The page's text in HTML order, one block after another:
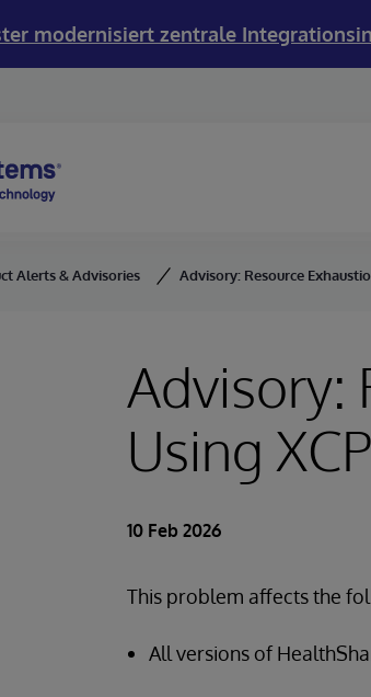
modernisiert zentrale
Alerts & Advisories Advisory: Resource
Advisory:
Using
10 Feb 2026
This problem affects the
All versions of